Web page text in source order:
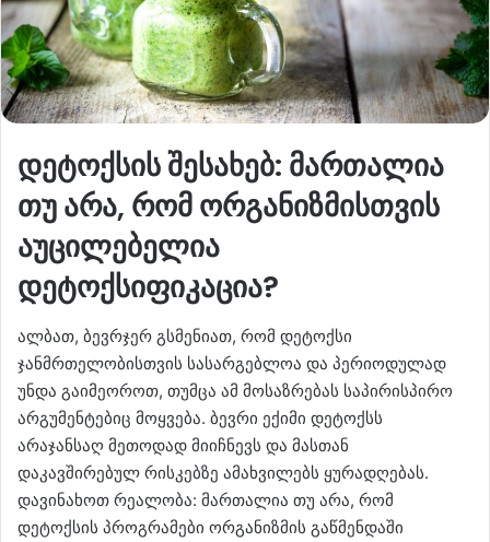
დეტოქსის შესახებ: მართალია
თუ არა, რომ ორგანიზმისთვის
აუცილებელია
დეტოქსიფიკაცია?
ალბათ, ბევრჯერ გსმენიათ, რომ დეტოქსი
ჯანმრთელობისთვის სასარგებლოა და პერიოდულად
უნდა გაიმეოროთ, თუმცა ამ მოსაზრებას საპირისპირო
არგუმენტებიც მოყვება. ბევრი ექიმი დეტოქსს
არაჯანსაღ მეთოდად მიიჩნევს და მასთან
დაკავშირებულ რისკებზე ამახვილებს ყურადღებას.
დავინახოთ რეალობა: მართალია თუ არა, რომ
დეტოქსის პროგრამები ორგანიზმის გაწმენდაში